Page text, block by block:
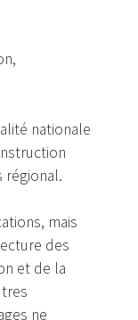
nationale
régional.
mais
des
et de la
ne